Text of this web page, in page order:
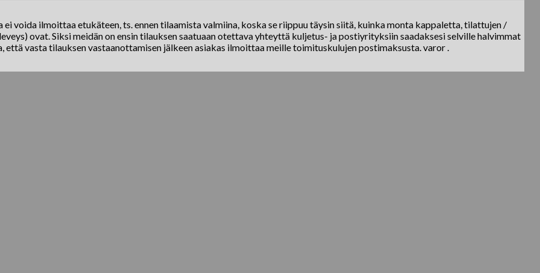
voida ilmoittaa etukäteen, ts. ennen tilaamista valmiina, koska se riippuu täysin siitä, kuinka monta kappaletta, tilattujen /
ovat. Siksi meidän on ensin tilauksen saatuaan otettava yhteyttä kuljetus- ja postiyrityksiin saadaksesi selville halvimmat
vasta tilauksen vastaanottamisen jälkeen asiakas ilmoittaa meille toimituskulujen postimaksusta. varor .